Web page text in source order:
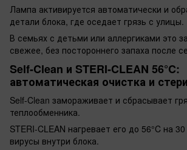
Лампа активируется автоматически и
детали блока, где оседает грязь с улицы.
В семьях с детьми или аллергиками это
свежее, без постороннего запаха после
Self-Clean и STERI-CLEAN 56°C:
автоматическая очистка и
Self-Clean замораживает и сбрасывает
теплообменника.
STERI-CLEAN нагревает его до 56°C на
вирусы внутри блока.